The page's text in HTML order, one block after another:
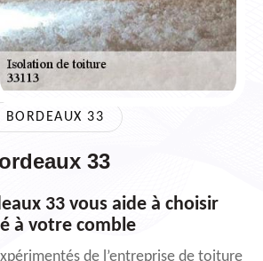
BORDEAUX 33
33
33 vous aide à choisir
à votre comble
de l’entreprise de toiture